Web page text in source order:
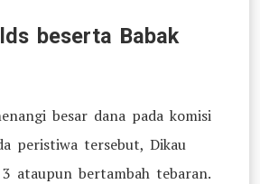
beserta Babak
besar dana pada komisi
peristiwa tersebut, Dikau
ataupun bertambah tebaran.